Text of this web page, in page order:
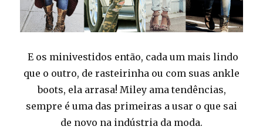
E os minivestidos então, cada um mais lindo
que o outro, de rasteirinha ou com suas ankle
boots, ela arrasa! Miley ama tendências,
sempre é uma das primeiras a usar o que sai
de novo na indústria da moda.